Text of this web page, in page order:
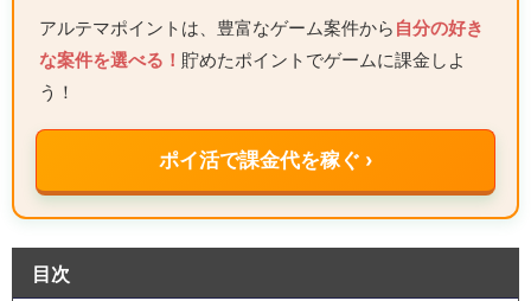
アルテマポイントは、豊富なゲーム案件から 自分の好き
な案件を選べる！ 貯めたポイントでゲームに課金しよ
う！
ポイ活で課金代を稼ぐ ›
目次